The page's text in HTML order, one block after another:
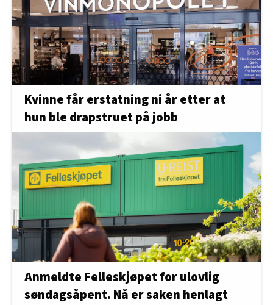
Kvinne får erstatning ni år etter at
hun ble drapstruet på jobb
Anmeldte Felleskjøpet for ulovlig
søndagsåpent. Nå er saken henlagt